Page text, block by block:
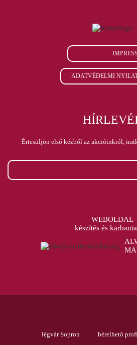
ADATVÉDELMI
Értesüljön első kézből az akcióinkról,
WEBOLDAL
készítés és
légvár Sopron bérelhető